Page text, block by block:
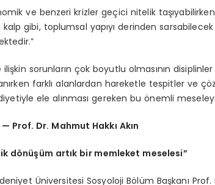
ve benzeri krizler geçici nitelik
gibi, toplumsal yapıyı derinden
sorunların çok boyutlu olmasının disiplinler
farklı alanlardan hareketle tespitler ve
ele alınması gereken bu önemli
— Prof. Dr. Mahmut Hakkı Akın
dönüşüm artık bir memleket meselesi”
Üniversitesi Sosyoloji Bölüm Başkanı Prof.